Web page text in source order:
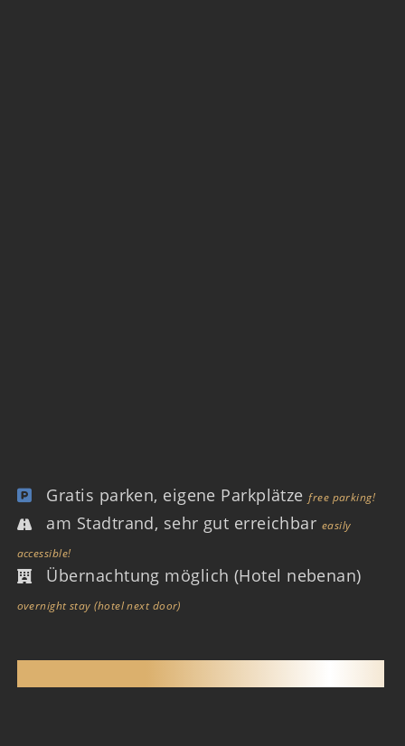
Gratis parken, eigene Parkplätzefree parking!
am Stadtrand, sehr gut erreichbar easily
accessible!
Übernachtung möglich (Hotel nebenan)
overnight stay (hotel next door)